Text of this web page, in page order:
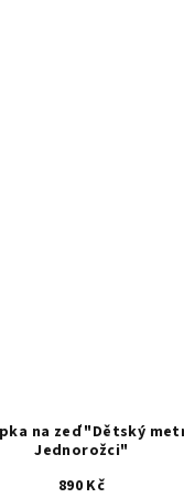
na zeď "Dětský
Jednorožci"
890 Kč